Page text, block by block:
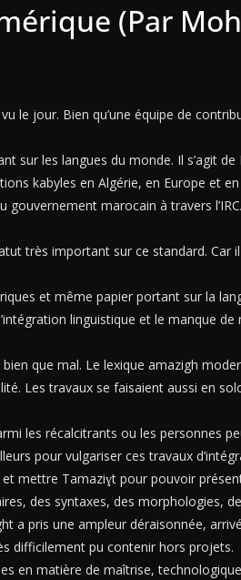
(Par
le jour. Bien qu’une équipe de
sur les langues du monde. Il s’agit
kabyles en Algérie, en Europe et
marocain à travers
très important sur ce standard. Car
et même papier portant sur la
linguistique et le manque
que mal. Le lexique amazigh
Les travaux se faisaient aussi en
les récalcitrants ou les personnes
pour vulgariser ces travaux
et mettre Tamaziɣt pour pouvoir
des syntaxes, des morphologies,
a pris une ampleur déraisonnée,
difficilement pu contenir hors projets.
en matière de maîtrise,